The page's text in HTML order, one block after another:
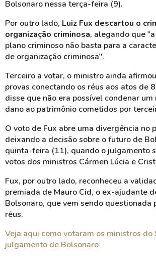
Bolsonaro nessa terça-feira (9).
Por outro lado, Luiz Fux descartou o
organização criminosa, alegando que
plano criminoso não basta para a
de organização criminosa".
Terceiro a votar, o ministro ainda
provas conectando os réus aos atos de
disse que não era possível condenar
dano ao patrimônio cometidos por
O voto de Fux abre uma divergência no
deixando a decisão sobre o futuro de
quinta-feira (11), quando o julgamento
votos dos ministros Cármen Lúcia e
Fux, por outro lado, reconheceu a
premiada de Mauro Cid, o ex-ajudante
Bolsonaro, que vem sendo questionada
réus.
Veja aqui como votaram os ministros do
julgamento de Bolsonaro